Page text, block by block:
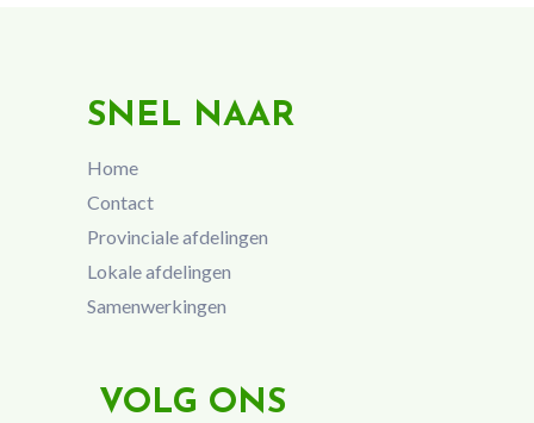
SNEL NAAR
Home
Contact
Provinciale afdelingen
Lokale afdelingen
Samenwerkingen
VOLG ONS